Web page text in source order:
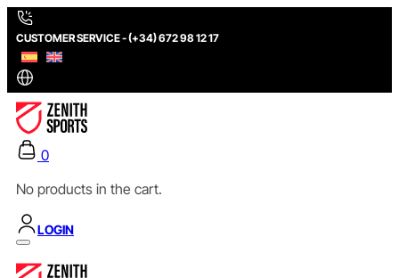
CUSTOMER SERVICE - (+34) 672 98 12 17
0
No products in the cart.
LOGIN